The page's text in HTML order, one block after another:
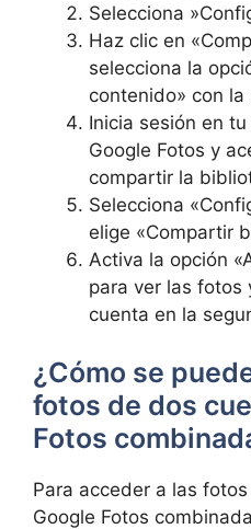
Selecciona
Haz clic en
selecciona la
contenido» con
Inicia sesión en
Google ​Fotos y
compartir la
Selecciona
elige «Compartir
Activa la opción
para ver las fotos
cuenta en la
¿Cómo se
fotos de⁤ dos
Fotos
Para acceder ​a las
Google Fotos‍